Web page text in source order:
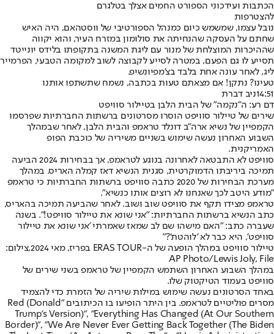
הכתבות ועידכוני הספורט החמים אצלך בטלגרם
להצטרפות
נובל עצמו, שמשמש כיום כמנהל הספורטיבי של ווסטהאם, היה האיש
שחתם על העסקה שהנחיתה את סולומון במזרח העיר, והוא יקווה
שההיכרות המוצלחת של מנור עם ליגת המשנה בתקופתו בלידס יונייטד
תסייע לו גם הפעם, במטרה לסייע לקבוצה לשוב למקומה הטבעי, הפרמייר
ליג, לאחר עונה אחת בלבד בצ'מפיונשיפ.
טעינו? נתקן! אם מצאתם טעות בכתבה, נשמח שתשתפו אותנו
14:51ניב דברת
דם רע: ה"נקמה" של הבית הלבן בטיילור סוויפט
שירים של טיילור סוויפט הוסרו מסרטונים ברשתות החברתיות שפרסמו
הקמפיין של נשיא ארה"ב דונלד טראמפ והבית הלבן, לאחר שבמהלך
השבוע האחרון נעשה שימוש בשניים משיריה של כוכבת הפופ
האמריקנית.
סוויפט לא התבטאה לאחרונה בנוגע לטראמפ, אך בבחירות 2024 הביעה
תמיכה ביריבתו הדמוקרטית, סגנית הנשיא דאז קמלה האריס. במהלך
מערכת הבחירות של 2020 כתבה סוויפט ברשתות החברתיות כי טראמפ
"מודע היטב לכך שאנחנו לא רוצים אותו כנשיא".
טראמפ מצידו תקף את סוויפט שוב ושוב. לאחר שהביעה תמיכה בהאריס,
כתב הנשיא ברשתות החברתיות: "אני שונא את טיילור סוויפט!". בשנה
שעברה כתב: "האם מישהו שם לב שמאז שאמרתי 'אני שונא את טיילור
סוויפט', היא כבר לא 'לוהטת'?"
טיילור סוויפט במהלך הופעה של ה-ERAS TOUR בפריז, מאי 2024,צילום:
AP Photo/Lewis Joly, File
במהלך השבוע האחרון השתמש הקמפיין של טראמפ בשני שירים של
סוויפט בעמוד הטיקטוק שלו.
באחד הסרטונים נעשה שימוש במילות שיריה של הזמרת כדי להצמיד
מסרים פוליטיים לטראמפ. בין היתר הופיעו בו הכיתובים "Red (Donald
Trump's Version)", "Everything Has Changed (At Our Southern
Border)", "We Are Never Ever Getting Back Together (The Biden